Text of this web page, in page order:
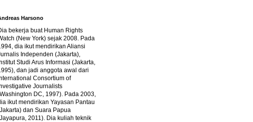
Harsono
bekerja buat Human Rights
(New York) sejak 2008. Pada
dia ikut mendirikan Aliansi
Independen (Jakarta),
Studi Arus Informasi (Jakarta,
dan jadi anggota awal dari
Consortium of
Journalists
DC, 1997). Pada 2003,
ikut mendirikan Yayasan Pantau
dan Suara Papua
2011). Dia kuliah teknik